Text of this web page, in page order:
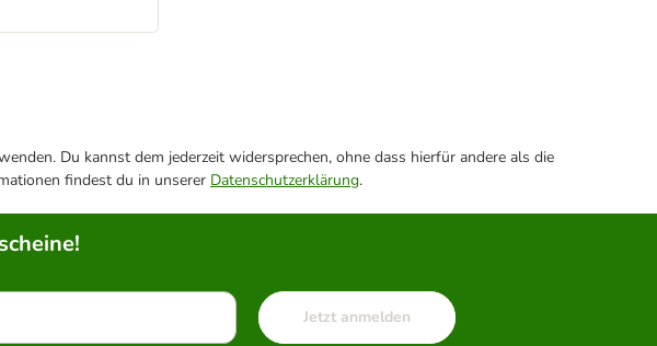
Du kannst dem jederzeit widersprechen, ohne dass hierfür andere als die
findest du in unserer Datenschutzerklärung.
Jetzt anmelden